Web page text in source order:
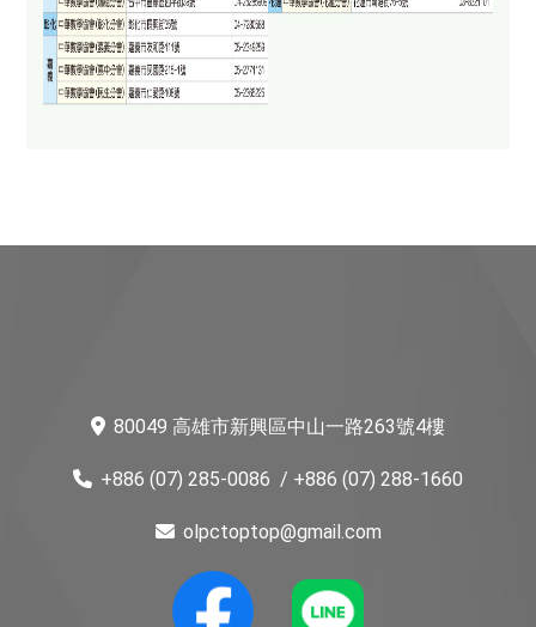
80049 高雄市新興區中山一路263號4樓
+886 (07) 285-0086 / +886 (07) 288-1660
olpctoptop@gmail.com